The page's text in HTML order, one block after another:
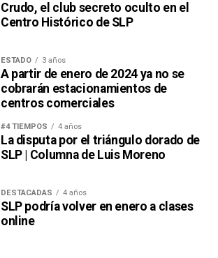
Crudo, el club secreto oculto en el
Centro Histórico de SLP
ESTADO 3 años
A partir de enero de 2024 ya no se
cobrarán estacionamientos de
centros comerciales
#4 TIEMPOS 4 años
La disputa por el triángulo dorado de
SLP | Columna de Luis Moreno
DESTACADAS 4 años
SLP podría volver en enero a clases
online